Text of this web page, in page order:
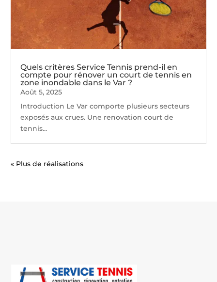
Quels critères Service Tennis prend-il en
compte pour rénover un court de tennis en
zone inondable dans le Var ?
Août 5, 2025
Introduction Le Var comporte plusieurs secteurs
exposés aux crues. Une renovation court de
tennis...
« Entrées précédentes